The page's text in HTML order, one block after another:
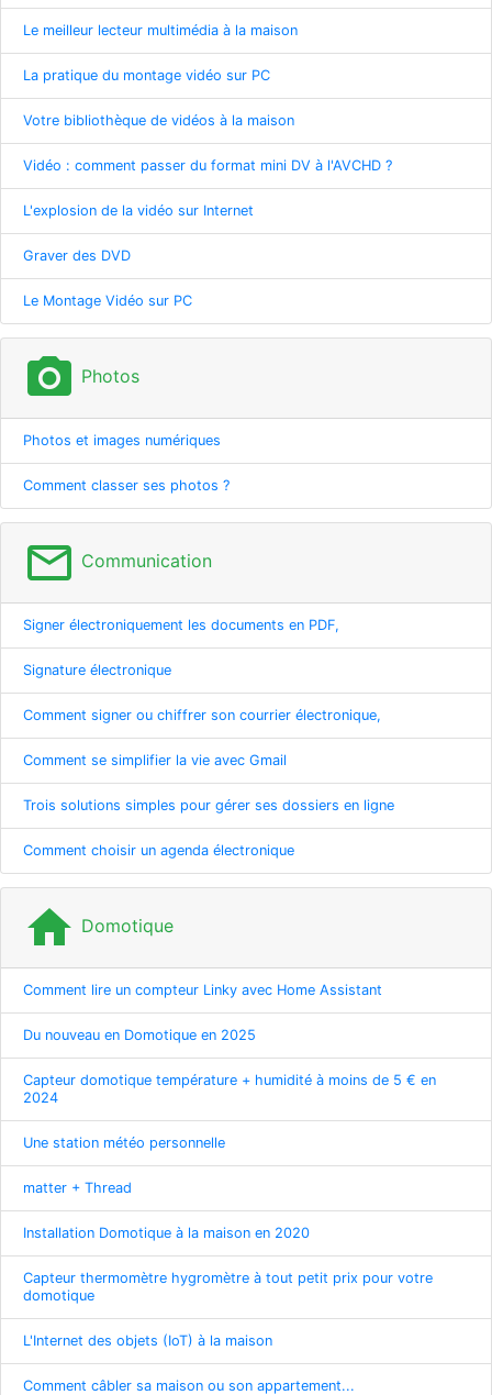
Le meilleur lecteur multimédia à la maison
La pratique du montage vidéo sur PC
Votre bibliothèque de vidéos à la maison
Vidéo : comment passer du format mini DV à l'AVCHD ?
L'explosion de la vidéo sur Internet
Graver des DVD
Le Montage Vidéo sur PC
photo_camera Photos
Photos et images numériques
Comment classer ses photos ?
mail_outline Communication
Signer électroniquement les documents en PDF,
Signature électronique
Comment signer ou chiffrer son courrier électronique,
Comment se simplifier la vie avec Gmail
Trois solutions simples pour gérer ses dossiers en ligne
Comment choisir un agenda électronique
home Domotique
Comment lire un compteur Linky avec Home Assistant
Du nouveau en Domotique en 2025
Capteur domotique température + humidité à moins de 5 € en
2024
Une station météo personnelle
matter + Thread
Installation Domotique à la maison en 2020
Capteur thermomètre hygromètre à tout petit prix pour votre
domotique
L'Internet des objets (IoT) à la maison
Comment câbler sa maison ou son appartement...